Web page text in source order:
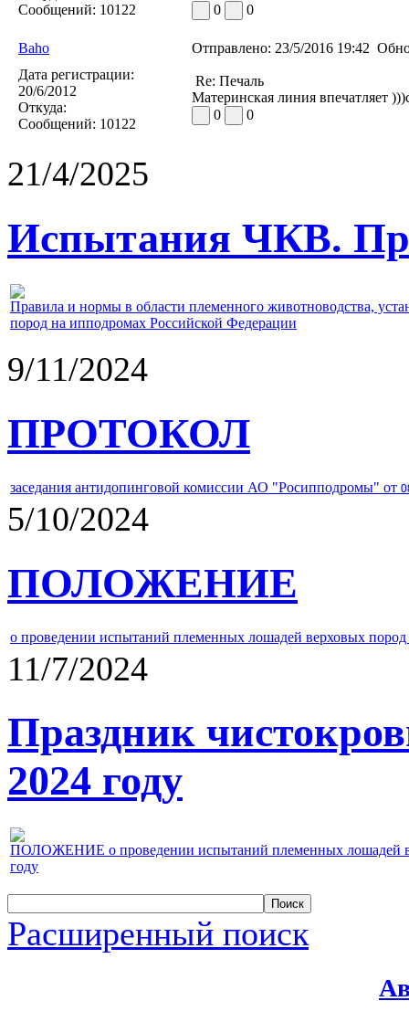
Сообщений: 10122
0
0
Baho Отправлено: 23/5/2016 19:42
Дата регистрации:
20/6/2012
Откуда:
Сообщений: 10122
Re: Печаль
Материнская линия впечатляет
0
0
21/4/2025
Испытания ЧКВ.
Правила и нормы в области племенного животноводства,
пород на ипподромах Российской Федерации
9/11/2024
ПРОТОКОЛ
заседания антидопинговой комиссии АО "Росипподромы" от
5/10/2024
ПОЛОЖЕНИЕ
о проведении испытаний племенных лошадей верховых
11/7/2024
Праздник
2024 году
ПОЛОЖЕНИЕ о проведении испытаний племенных лошадей
году
Расширенный поиск